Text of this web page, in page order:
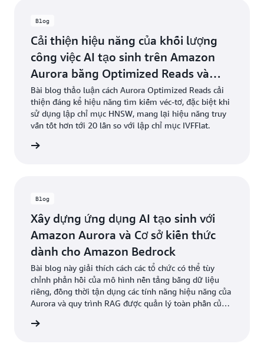
Blog
Cải thiện hiệu năng của khối lượng
công việc AI tạo sinh trên Amazon
Aurora bằng Optimized Reads và
pgvector
Bài blog thảo luận cách Aurora Optimized Reads cải
thiện đáng kể hiệu năng tìm kiếm véc-tơ, đặc biệt khi
sử dụng lập chỉ mục HNSW, mang lại hiệu năng truy
vấn tốt hơn tới 20 lần so với lập chỉ mục IVFFlat.
Blog
Xây dựng ứng dụng AI tạo sinh với
Amazon Aurora và Cơ sở kiến thức
dành cho Amazon Bedrock
Bài blog này giải thích cách các tổ chức có thể tùy
chỉnh phản hồi của mô hình nền tảng bằng dữ liệu
riêng, đồng thời tận dụng các tính năng hiệu năng của
Aurora và quy trình RAG được quản lý toàn phần của